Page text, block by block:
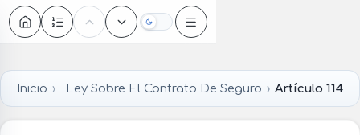
Oscuro
Inicio Ley Sobre El Contrato De Seguro Artículo 114